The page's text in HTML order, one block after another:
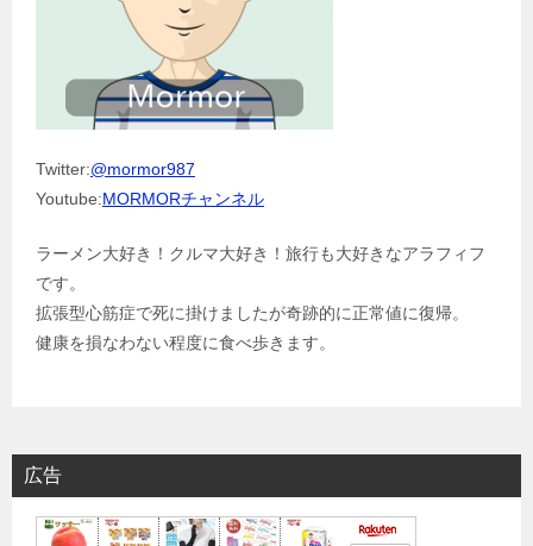
Twitter:@mormor987
Youtube:MORMORチャンネル
ラーメン大好き！クルマ大好き！旅行も大好きなアラフィフ
です。
拡張型心筋症で死に掛けましたが奇跡的に正常値に復帰。
健康を損なわない程度に食べ歩きます。
広告